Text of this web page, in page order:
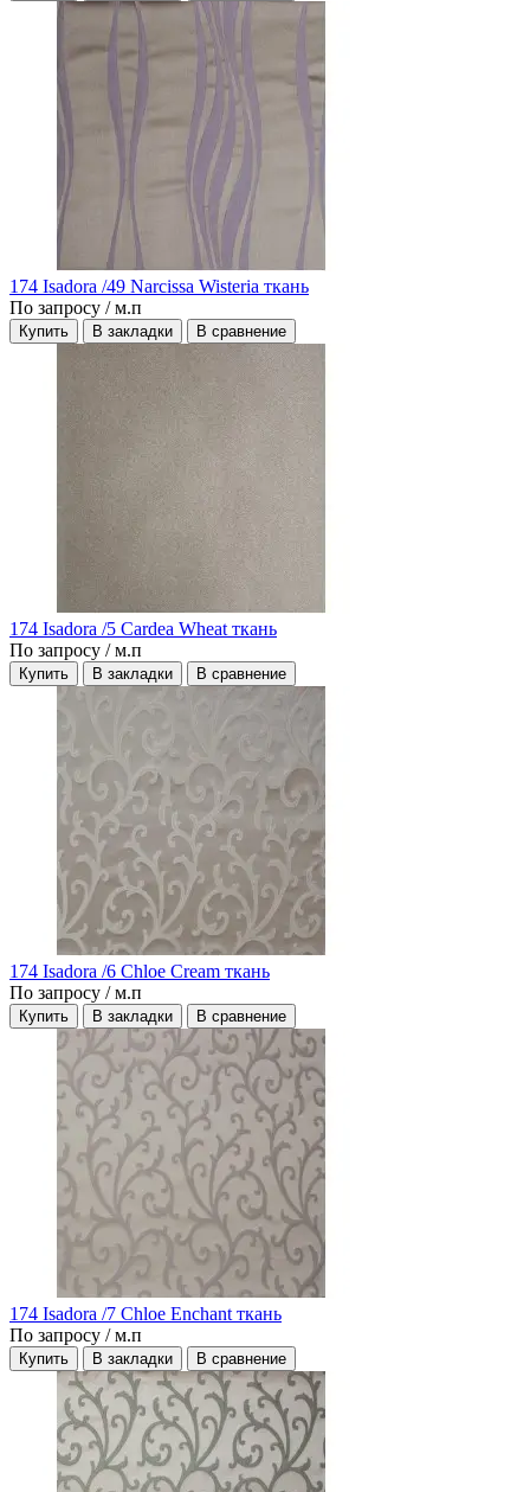
174 Isadora /49 Narcissa Wisteria ткань
По запросу / м.п
Купить В закладки В сравнение
174 Isadora /5 Cardea Wheat ткань
По запросу / м.п
Купить В закладки В сравнение
174 Isadora /6 Chloe Cream ткань
По запросу / м.п
Купить В закладки В сравнение
174 Isadora /7 Chloe Enchant ткань
По запросу / м.п
Купить В закладки В сравнение